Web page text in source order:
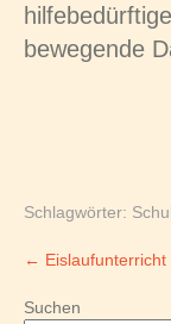
bewegende
Schlagwörter:
Post
navigation
←
Suchen